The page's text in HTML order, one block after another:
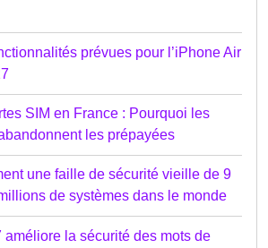
prévues pour l’iPhone Air
SIM en France : Pourquoi les
les prépayées
une faille de sécurité vieille de 9
de systèmes dans le monde
améliore la sécurité des mots de